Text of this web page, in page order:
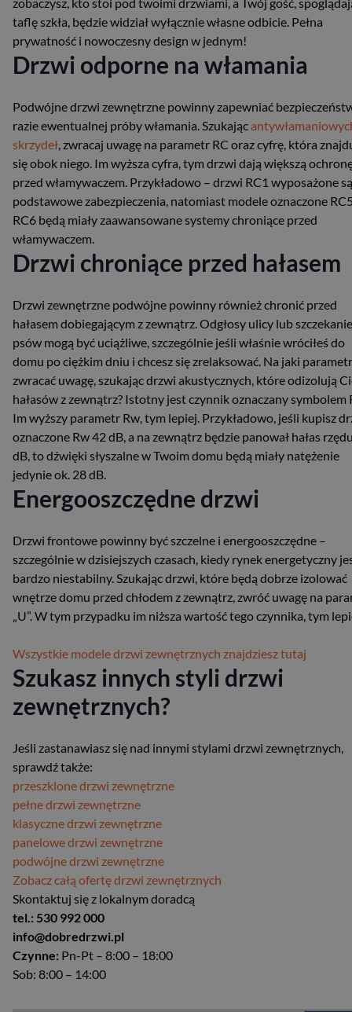
taflę szkła, będzie widział wyłącznie własne odbicie. Pełna
prywatność i nowoczesny design w jednym!
Drzwi odporne na włamania
Podwójne drzwi zewnętrzne powinny zapewniać
razie ewentualnej próby włamania. Szukając
skrzydeł, zwracaj uwagę na parametr RC oraz cyfrę, która
się obok niego. Im wyższa cyfra, tym drzwi dają większą
przed włamywaczem. Przykładowo – drzwi RC1 wyposażone
podstawowe zabezpieczenia, natomiast modele oznaczone
RC6 będą miały zaawansowane systemy chroniące przed
włamywaczem.
Drzwi chroniące przed hałasem
Drzwi zewnętrzne podwójne powinny również chronić przed
hałasem dobiegającym z zewnątrz. Odgłosy ulicy lub szczekanie
psów mogą być uciążliwe, szczególnie jeśli właśnie wróciłeś do
domu po ciężkim dniu i chcesz się zrelaksować. Na jaki parametr
zwracać uwagę, szukając drzwi akustycznych, które odizolują
hałasów z zewnątrz? Istotny jest czynnik oznaczany symbolem
Im wyższy parametr Rw, tym lepiej. Przykładowo, jeśli kupisz
oznaczone Rw 42 dB, a na zewnątrz będzie panował hałas
dB, to dźwięki słyszalne w Twoim domu będą miały natężenie
jedynie ok. 28 dB.
Energooszczędne drzwi
Drzwi frontowe powinny być szczelne i energooszczędne –
szczególnie w dzisiejszych czasach, kiedy rynek energetyczny
bardzo niestabilny. Szukając drzwi, które będą dobrze izolować
wnętrze domu przed chłodem z zewnątrz, zwróć uwagę na
„U”. W tym przypadku im niższa wartość tego czynnika, tym
Wszystkie modele drzwi zewnętrznych znajdziesz tutaj
Szukasz innych styli drzwi
zewnętrznych?
Jeśli zastanawiasz się nad innymi stylami drzwi zewnętrznych,
sprawdź także:
przeszklone drzwi zewnętrzne
pełne drzwi zewnętrzne
klasyczne drzwi zewnętrzne
panelowe drzwi zewnętrzne
podwójne drzwi zewnętrzne
Zobacz całą ofertę drzwi zewnętrznych
Skontaktuj się z lokalnym doradcą
tel.: 530 992 000
info@dobredrzwi.pl
Czynne: Pn-Pt – 8:00 – 18:00
Sob: 8:00 – 14:00